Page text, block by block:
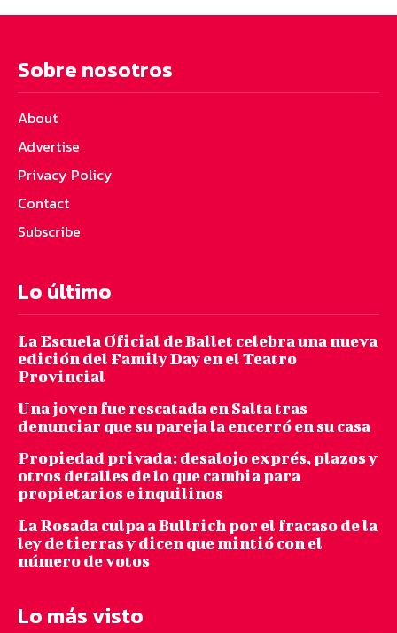
Sobre nosotros
About
Advertise
Privacy Policy
Contact
Subscribe
Lo último
La Escuela Oficial de Ballet celebra una nueva
edición del Family Day en el Teatro
Provincial
Una joven fue rescatada en Salta tras
denunciar que su pareja la encerró en su casa
Propiedad privada: desalojo exprés, plazos y
otros detalles de lo que cambia para
propietarios e inquilinos
La Rosada culpa a Bullrich por el fracaso de la
ley de tierras y dicen que mintió con el
número de votos
Lo más visto